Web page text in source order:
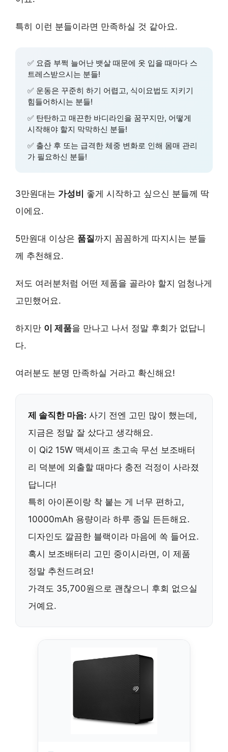
특히 이런 분들이라면 만족하실 것 같아요.
✅ 요즘 부쩍 늘어난 뱃살 때문에 옷 입을 때마다 스
트레스받으시는 분들!
✅ 운동은 꾸준히 하기 어렵고, 식이요법도 지키기
힘들어하시는 분들!
✅ 탄탄하고 매끈한 바디라인을 꿈꾸지만, 어떻게
시작해야 할지 막막하신 분들!
✅ 출산 후 또는 급격한 체중 변화로 인해 몸매 관리
가 필요하신 분들!
3만원대는 가성비 좋게 시작하고 싶으신 분들께 딱
이에요.
5만원대 이상은 품질까지 꼼꼼하게 따지시는 분들
께 추천해요.
저도 여러분처럼 어떤 제품을 골라야 할지 엄청나게
고민했어요.
하지만 이 제품을 만나고 나서 정말 후회가 없답니
다.
여러분도 분명 만족하실 거라고 확신해요!
제 솔직한 마음: 사기 전엔 고민 많이 했는데,
지금은 정말 잘 샀다고 생각해요.
이 Qi2 15W 맥세이프 초고속 무선 보조배터
리 덕분에 외출할 때마다 충전 걱정이 사라졌
답니다!
특히 아이폰이랑 착 붙는 게 너무 편하고,
10000mAh 용량이라 하루 종일 든든해요.
디자인도 깔끔한 블랙이라 마음에 쏙 들어요.
혹시 보조배터리 고민 중이시라면, 이 제품
정말 추천드려요!
가격도 35,700원 으로 괜찮으니 후회 없으실
거예요.